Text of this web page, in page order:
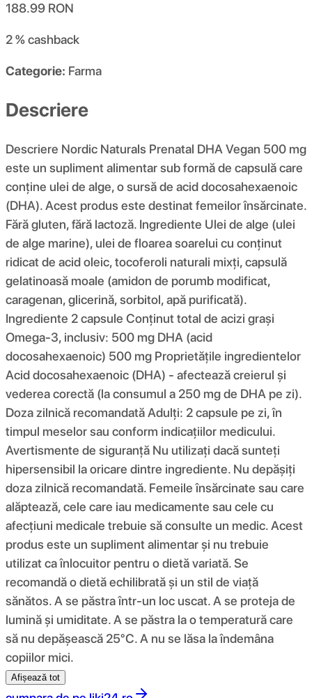
188.99 RON
2 %cashback
Categorie: Farma
Descriere
Descriere Nordic Naturals Prenatal DHA Vegan 500 mg
este un supliment alimentar sub formă de capsulă care
conține ulei de alge, o sursă de acid docosahexaenoic
(DHA). Acest produs este destinat femeilor însărcinate.
Fără gluten, fără lactoză. Ingrediente Ulei de alge (ulei
de alge marine), ulei de floarea soarelui cu conținut
ridicat de acid oleic, tocoferoli naturali mixți, capsulă
gelatinoasă moale (amidon de porumb modificat,
caragenan, glicerină, sorbitol, apă purificată).
Ingrediente 2 capsule Conținut total de acizi grași
Omega-3, inclusiv: 500 mg DHA (acid
docosahexaenoic) 500 mg Proprietățile ingredientelor
Acid docosahexaenoic (DHA) - afectează creierul și
vederea corectă (la consumul a 250 mg de DHA pe zi).
Doza zilnică recomandată Adulți: 2 capsule pe zi, în
timpul meselor sau conform indicațiilor medicului.
Avertismente de siguranță Nu utilizați dacă sunteți
hipersensibil la oricare dintre ingrediente. Nu depășiți
doza zilnică recomandată. Femeile însărcinate sau care
alăptează, cele care iau medicamente sau cele cu
afecțiuni medicale trebuie să consulte un medic. Acest
produs este un supliment alimentar și nu trebuie
utilizat ca înlocuitor pentru o dietă variată. Se
recomandă o dietă echilibrată și un stil de viață
sănătos. A se păstra într-un loc uscat. A se proteja de
lumină și umiditate. A se păstra la o temperatură care
să nu depășească 25°C. A nu se lăsa la îndemâna
copiilor mici.
Afișează tot